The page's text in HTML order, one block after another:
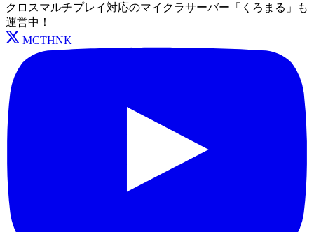
クロスマルチプレイ対応のマイクラサーバー「くろまる」も
運営中！
MCTHNK